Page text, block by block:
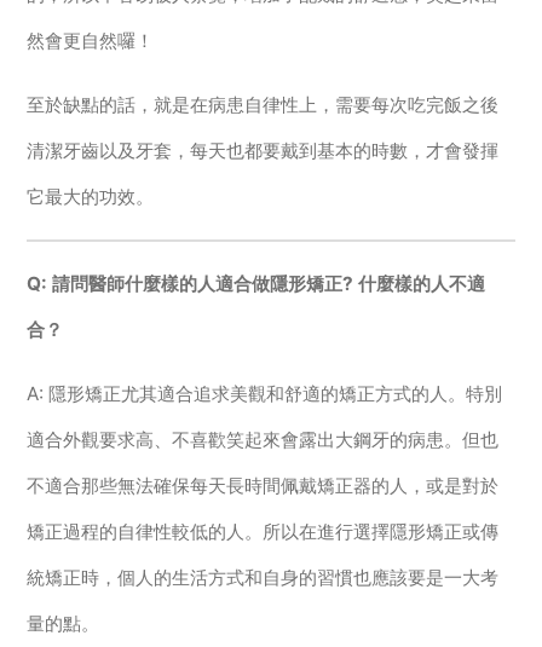
然會更自然囉！
至於缺點的話，就是在病患自律性上，需要每次吃完飯之後
清潔牙齒以及牙套，每天也都要戴到基本的時數，才會發揮
它最大的功效。
Q: 請問醫師什麼樣的人適合做隱形矯正? 什麼樣的人不適
合？
A: 隱形矯正尤其適合追求美觀和舒適的矯正方式的人。特別
適合外觀要求高、不喜歡笑起來會露出大鋼牙的病患。但也
不適合那些無法確保每天長時間佩戴矯正器的人，或是對於
矯正過程的自律性較低的人。所以在進行選擇隱形矯正或傳
統矯正時，個人的生活方式和自身的習慣也應該要是一大考
量的點。